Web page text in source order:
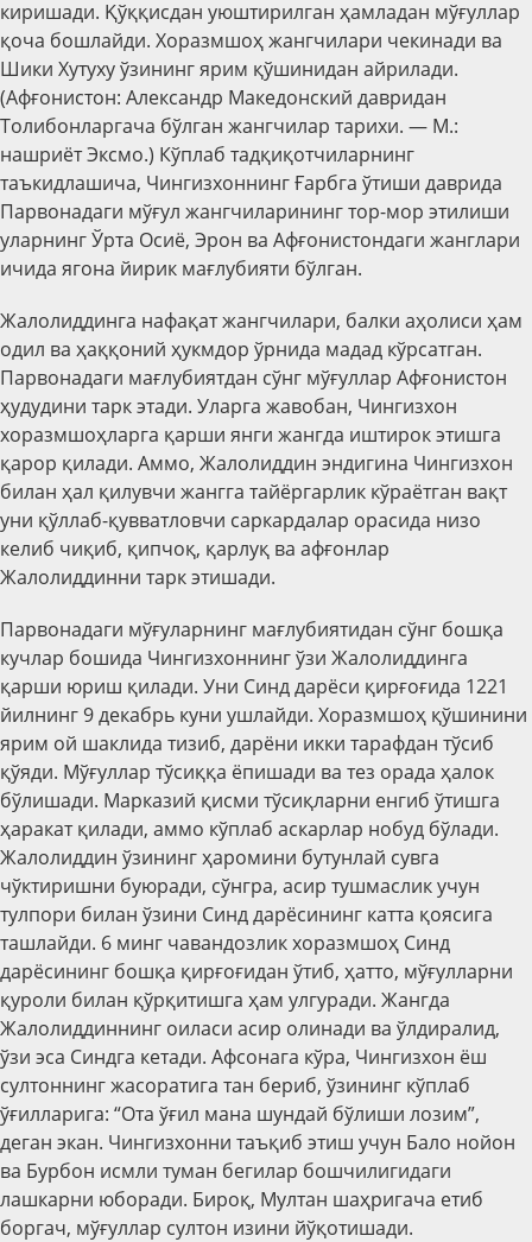
киришади. Қўққисдан уюштирилган ҳамладан мўғуллар
қоча бошлайди. Хоразмшоҳ жангчилари чекинади ва
Шики Хутуху ўзининг ярим қўшинидан айрилади.
(Афғонистон: Александр Македонский давридан
Толибонларгача бўлган жангчилар тарихи. — М.:
нашриёт Эксмо.) Кўплаб тадқиқотчиларнинг
таъкидлашича, Чингизхоннинг Ғарбга ўтиши даврида
Парвонадаги мўғул жангчиларининг тор-мор этилиши
уларнинг Ўрта Осиё, Эрон ва Афғонистондаги жанглари
ичида ягона йирик мағлубияти бўлган.
Жалолиддинга нафақат жангчилари, балки аҳолиси ҳам
одил ва ҳаққоний ҳукмдор ўрнида мадад кўрсатган.
Парвонадаги мағлубиятдан сўнг мўғуллар Афғонистон
ҳудудини тарк этади. Уларга жавобан, Чингизхон
хоразмшоҳларга қарши янги жангда иштирок этишга
қарор қилади. Аммо, Жалолиддин эндигина Чингизхон
билан ҳал қилувчи жангга тайёргарлик кўраётган вақт
уни қўллаб-қувватловчи саркардалар орасида низо
келиб чиқиб, қипчоқ, қарлуқ ва афғонлар
Жалолиддинни тарк этишади.
Парвонадаги мўғуларнинг мағлубиятидан сўнг бошқа
кучлар бошида Чингизхоннинг ўзи Жалолиддинга
қарши юриш қилади. Уни Синд дарёси қирғоғида 1221
йилнинг 9 декабрь куни ушлайди. Хоразмшоҳ қўшинини
ярим ой шаклида тизиб, дарёни икки тарафдан тўсиб
қўяди. Мўғуллар тўсиққа ёпишади ва тез орада ҳалок
бўлишади. Марказий қисми тўсиқларни енгиб ўтишга
ҳаракат қилади, аммо кўплаб аскарлар нобуд бўлади.
Жалолиддин ўзининг ҳаромини бутунлай сувга
чўктиришни буюради, сўнгра, асир тушмаслик учун
тулпори билан ўзини Синд дарёсининг катта қоясига
ташлайди. 6 минг чавандозлик хоразмшоҳ Синд
дарёсининг бошқа қирғоғидан ўтиб, ҳатто, мўғулларни
қуроли билан қўрқитишга ҳам улгуради. Жангда
Жалолиддиннинг оиласи асир олинади ва ўлдиралид,
ўзи эса Синдга кетади. Афсонага кўра, Чингизхон ёш
султоннинг жасоратига тан бериб, ўзининг кўплаб
ўғилларига: “Ота ўғил мана шундай бўлиши лозим”,
деган экан. Чингизхонни таъқиб этиш учун Бало нойон
ва Бурбон исмли туман бегилар бошчилигидаги
лашкарни юборади. Бироқ, Мултан шаҳригача етиб
боргач, мўғуллар султон изини йўқотишади.